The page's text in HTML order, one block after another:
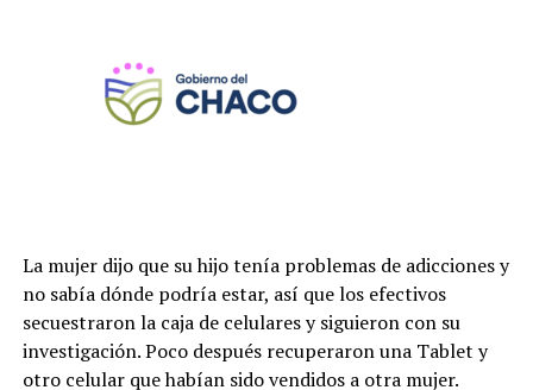
La mujer dijo que su hijo tenía problemas de adicciones y
no sabía dónde podría estar, así que los efectivos
secuestraron la caja de celulares y siguieron con su
investigación. Poco después recuperaron una Tablet y
otro celular que habían sido vendidos a otra mujer.